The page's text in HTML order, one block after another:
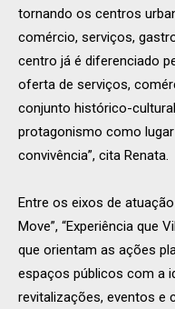
tornando os centros
comércio, serviços,
centro já é diferenciado
oferta de serviços,
conjunto histórico-
protagonismo como
convivência”, cita Renata.
Entre os eixos de
Move”, “Experiência que
que orientam as ações
espaços públicos com a
revitalizações, eventos e